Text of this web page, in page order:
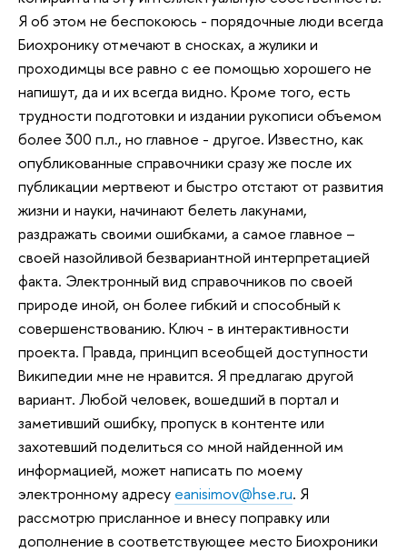
Я об этом не беспокоюсь - порядочные люди всегда
Биохронику отмечают в сносках, а жулики и
проходимцы все равно с ее помощью хорошего не
напишут, да и их всегда видно. Кроме того, есть
трудности подготовки и издании рукописи объемом
более 300 п.л., но главное - другое. Известно, как
опубликованные справочники сразу же после их
публикации мертвеют и быстро отстают от развития
жизни и науки, начинают белеть лакунами,
раздражать своими ошибками, а самое главное –
своей назойливой безвариантной интерпретацией
факта. Электронный вид справочников по своей
природе иной, он более гибкий и способный к
совершенствованию. Ключ - в интерактивности
проекта. Правда, принцип всеобщей доступности
Википедии мне не нравится. Я предлагаю другой
вариант. Любой человек, вошедший в портал и
заметивший ошибку, пропуск в контенте или
захотевший поделиться со мной найденной им
информацией, может написать по моему
электронному адресу eanisimov@hse.ru. Я
рассмотрю присланное и внесу поправку или
дополнение в соответствующее место Биохроники